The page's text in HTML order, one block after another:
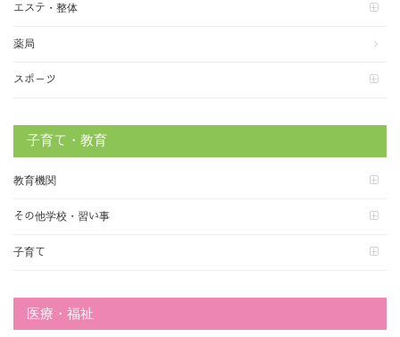
エステ・整体
薬局
スポーツ
子育て・教育
教育機関
その他学校・習い事
子育て
医療・福祉